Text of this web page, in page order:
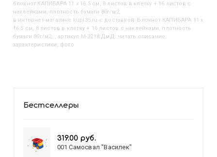
Блокнот КАПИБАРА 11 х 16.5 см, 8 листов в клетку + 16 листов с
наклейками, плотность бумаги 80г/м2,
в интернет-магазине kupi35.ru с доставкой. Блокнот КАПИБАРА 11 х
16.5 см, 8 листов в клетку + 16 листов с наклейками, плотность
бумаги 80г/м2, , артикул M-3218 ДмД: читать описание,
характеристики, фото
Бестселлеры
319.00 руб.
001 Самосвал "Василек"